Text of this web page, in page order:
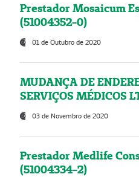
Prestador Mosaicum
(51004352-0)
01 de Outubro de 2020
MUDANÇA DE
SERVIÇOS MÉDICOS
03 de Novembro de 2020
Prestador Medlife
(51004334-2)